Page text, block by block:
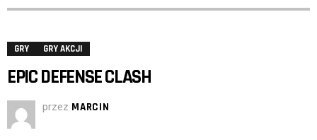
GRY GRY AKCJI
EPIC DEFENSE CLASH
przez MARCIN